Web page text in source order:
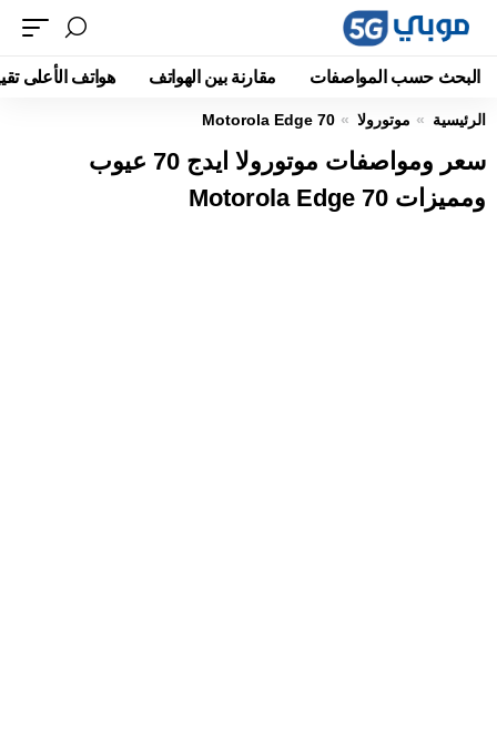
البحث حسب المواصفات مقارنة بين الهواتف هواتف الأعلى
الرئيسية موتورولا Motorola Edge 70
سعر ومواصفات موتورولا ايدج 70 عيوب
ومميزات Motorola Edge 70